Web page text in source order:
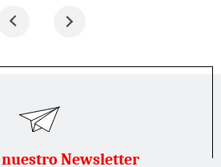
nuestro Newsletter